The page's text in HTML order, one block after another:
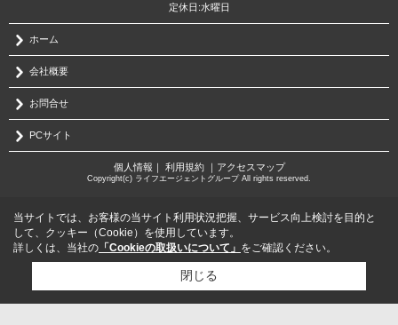
定休日:水曜日
ホーム
会社概要
お問合せ
PCサイト
個人情報 ｜ 利用規約｜ アクセスマップ
Copyright(c) ライフエージェントグループ All rights reserved.
当サイトでは、お客様の当サイト利用状況把握、サービス向上検討を目的と
して、クッキー（Cookie）を使用しています。
詳しくは、当社の 「Cookieの取扱いについて」 をご確認ください。
閉じる